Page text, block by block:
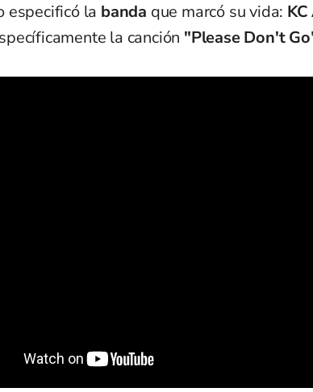
especificó la banda que marcó su vida:
la canción "Please Don't Go